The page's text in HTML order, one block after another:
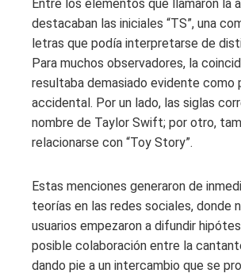
Entre los elementos que llamaron la
destacaban las iniciales “TS”, una
letras que podía interpretarse de
Para muchos observadores, la
resultaba demasiado evidente como
accidental. Por un lado, las siglas
nombre de Taylor Swift; por otro,
relacionarse con “Toy Story”.
Estas menciones generaron de
teorías en las redes sociales, donde
usuarios empezaron a difundir
posible colaboración entre la
dando pie a un intercambio que se